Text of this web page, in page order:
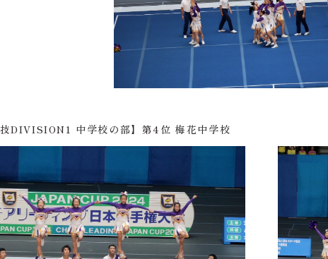
技DIVISION1 中学校の部】第4位 梅花中学校